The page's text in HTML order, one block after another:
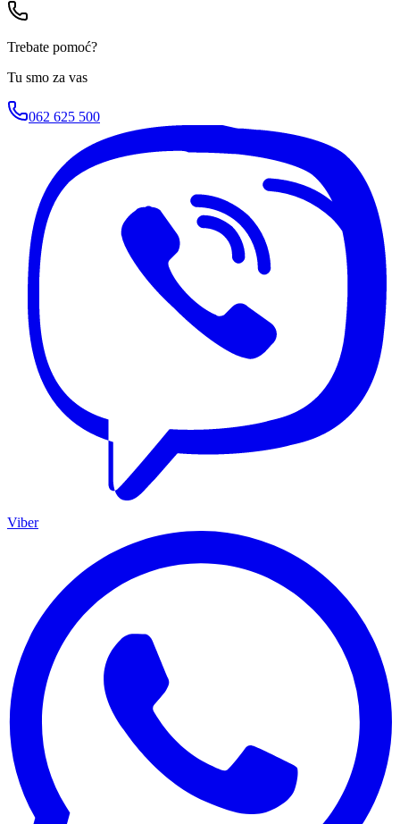
Trebate pomoć?
Tu smo za vas
062 625 500
Viber